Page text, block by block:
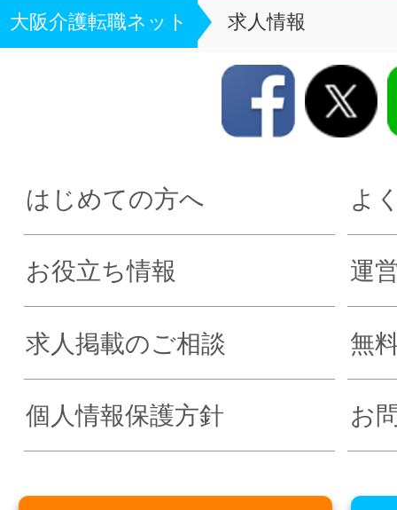
大阪介護転職ネット 求人情報
はじめての方へ よ
お役立ち情報 運
求人掲載のご相談 無
個人情報保護方針 お